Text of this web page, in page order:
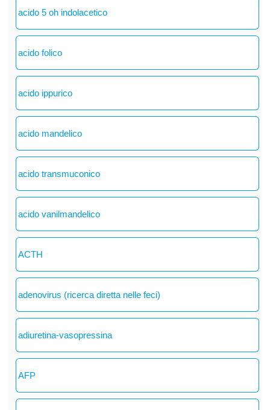
acido 5 oh indolacetico
acido folico
acido ippurico
acido mandelico
acido transmuconico
acido vanilmandelico
ACTH
adenovirus (ricerca diretta nelle feci)
adiuretina-vasopressina
AFP